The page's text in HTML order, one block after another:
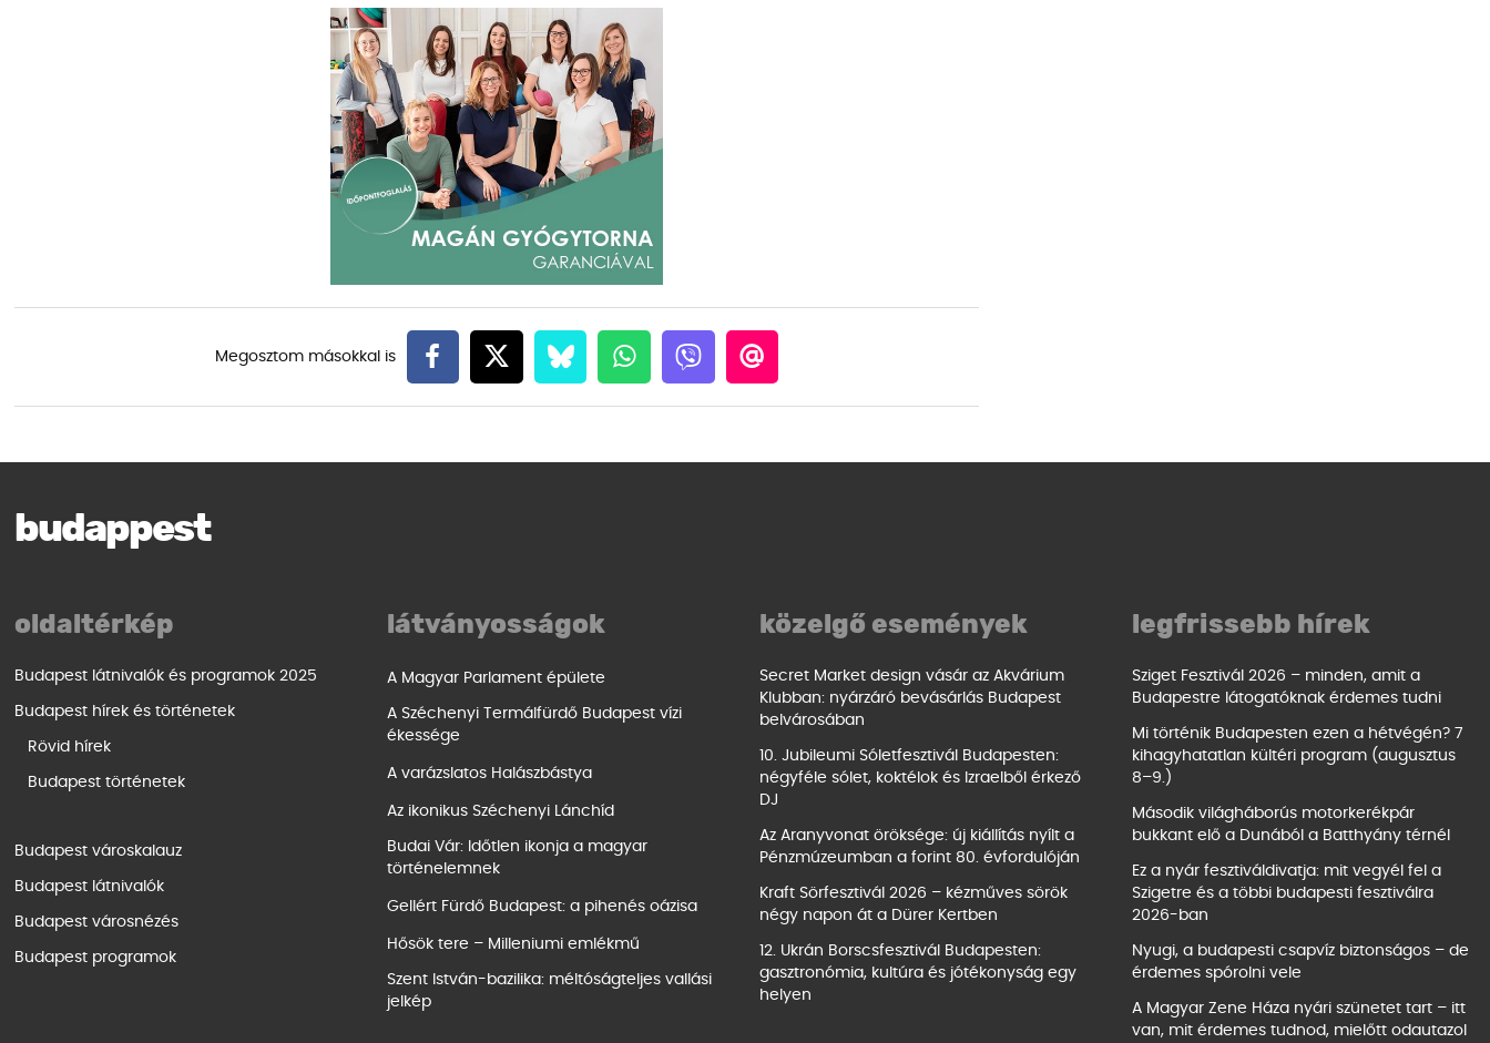
budappest
oldaltérkép
Budapest látnivalók és programok 2025
Budapest hírek és történetek
Rövid hírek
Budapest történetek
Budapest városkalauz
Budapest látnivalók
Budapest városnézés
Budapest programok
látványosságok
A Magyar Parlament épülete
A Széchenyi Termálfürdő Budapest vízi
ékessége
A varázslatos Halászbástya
Az ikonikus Széchenyi Lánchíd
Budai Vár: Időtlen ikonja a magyar
történelemnek
Gellért Fürdő Budapest: a pihenés oázisa
Hősök tere – Milleniumi emlékmű
Szent István-bazilika: méltóságteljes vallási
jelkép
közelgő események
Secret Market design vásár az Akvárium
Klubban: nyárzáró bevásárlás Budapest
belvárosában
10. Jubileumi Sóletfesztivál Budapesten:
négyféle sólet, koktélok és Izraelből érkező
DJ
Az Aranyvonat öröksége: új kiállítás nyílt a
Pénzmúzeumban a forint 80. évfordulóján
Kraft Sörfesztivál 2026 – kézműves sörök
négy napon át a Dürer Kertben
12. Ukrán Borscsfesztivál Budapesten:
gasztronómia, kultúra és jótékonyság egy
helyen
legfrissebb hírek
Sziget Fesztivál 2026 – minden, amit a
Budapestre látogatóknak érdemes tudni
Mi történik Budapesten ezen a hétvégén? 7
kihagyhatatlan kültéri program (augusztus
8–9.)
Második világháborús motorkerékpár
bukkant elő a Dunából a Batthyány térnél
Ez a nyár fesztiváldivatja: mit vegyél fel a
Szigetre és a többi budapesti fesztiválra
2026-ban
Nyugi, a budapesti csapvíz biztonságos – de
érdemes spórolni vele
A Magyar Zene Háza nyári szünetet tart – itt
van, mit érdemes tudnod, mielőtt odautazol